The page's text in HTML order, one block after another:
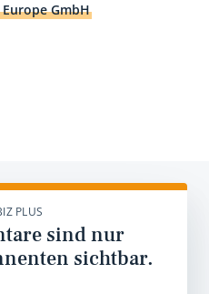
GmbH
PLUS
sind nur
sichtbar.